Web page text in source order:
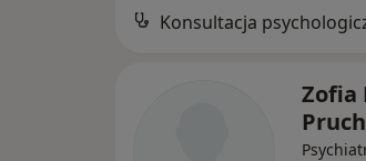
Konsultacja
Zofia